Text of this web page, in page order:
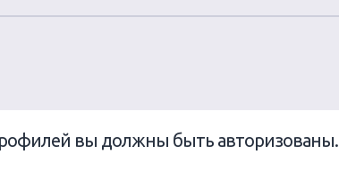
вы должны быть авторизованы.